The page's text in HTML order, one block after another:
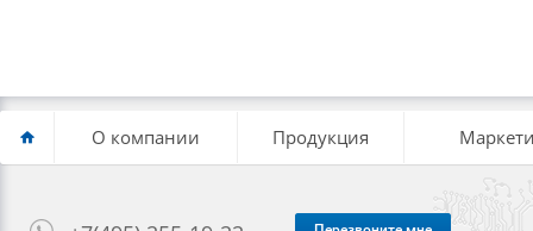
О компании Продукция